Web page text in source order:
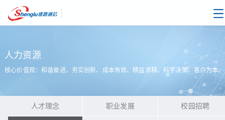
人力资源
核心价值观：和谐奋进、务实创新、成本有效、精益求精、科学决策、客户为本。
人才理念 职业发展 校园招聘